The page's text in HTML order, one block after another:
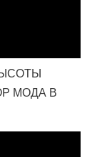
МОДА В